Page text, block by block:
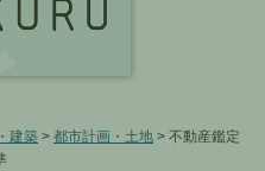
建築 > 都市計画・土地 > 不動産鑑定